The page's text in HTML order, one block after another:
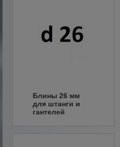
Блины 26 мм
для штанги и
гантелей